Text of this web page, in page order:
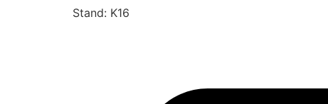
Stand: K16